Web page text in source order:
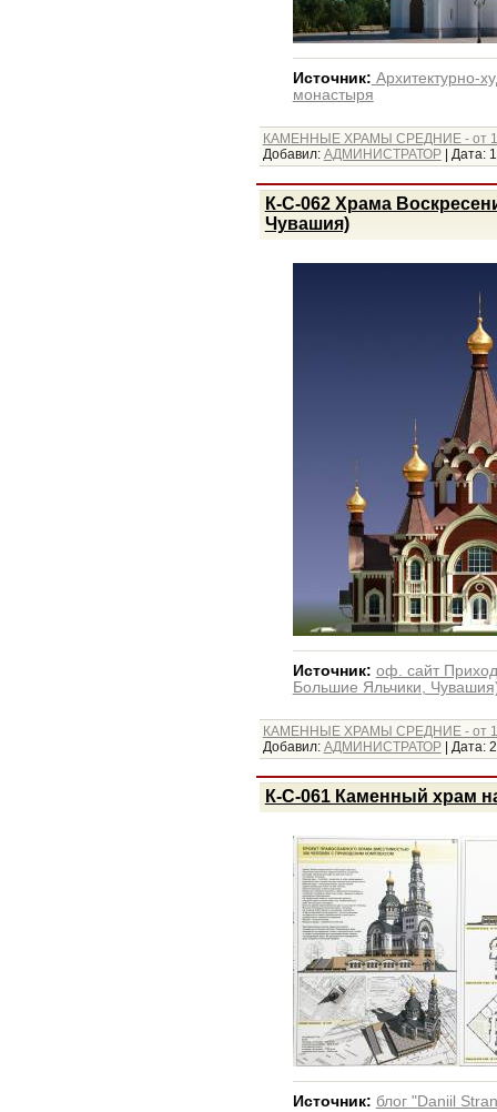
Источник: Архитектурно-
монастыря
КАМЕННЫЕ ХРАМЫ СРЕДНИЕ - от
Добавил: АДМИНИСТРАТОР| Дата:
К-С-062 Храма
Чувашия)
Источник: оф. сайт
Большие Яльчики,
КАМЕННЫЕ ХРАМЫ СРЕДНИЕ - от
Добавил: АДМИНИСТРАТОР| Дата:
К-С-061 Каменный храм
Источник: блог "Daniil